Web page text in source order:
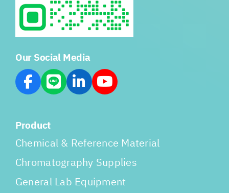
Our Social Media
Product
Chemical & Reference Material
Chromatography Supplies
General Lab Equipment